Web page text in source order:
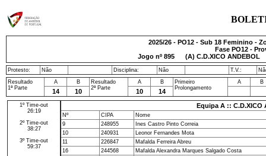
2025/26 - PO12 - Sub 18 Feminino -
Fase PO12 -
Jogo nº 895 (A) C.D.XICO
Protesto: Não Disciplina: Não T.V.:
Resultado
1ª Parte
A B
Resultado
2ª Parte
A B
Primeiro
Prolongamento
A B
14 10 10 14
1º Time-out
26:19
2º Time-out
38:27
3º Time-out
59:37
Equipa A :: C.D.XICO
Nº CIPA
Nome
9
248955
Ines Castro Pinto Correia
10
240931
Leonor Fernandes Mota
11
226847
Mafalda Ferreira Abreu
16
244568
Mafalda Alexandra Marques Salgado Costa